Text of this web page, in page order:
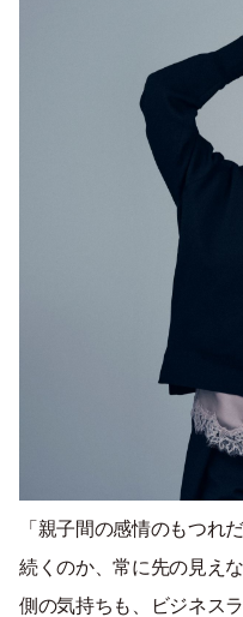
「親子間の感情のもつれ
続くのか、常に先の見え
側の気持ちも、ビジネス